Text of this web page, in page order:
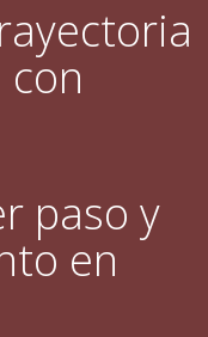
paso y
en